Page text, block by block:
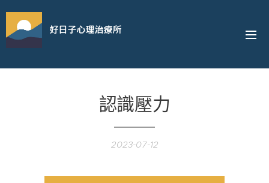
好日子心理治療所
認識壓力
2023-07-12